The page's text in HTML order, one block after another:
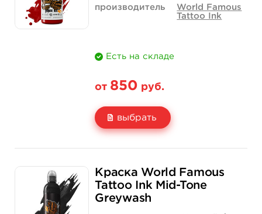
производитель
World Famous
Tattoo Ink
Есть на складе
от 850 руб.
выбрать
Количество
850 руб.
купить
1 400 руб.
Краска World Famous
Tattoo Ink Mid-Tone
Greywash